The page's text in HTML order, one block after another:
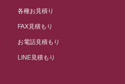
各種お見積り
FAX見積もり
お電話見積もり
LINE見積もり